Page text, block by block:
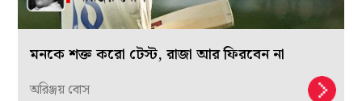
মনকে শক্ত করো টেস্ট, রাজা আর ফিরবেন না
অরিঞ্জয় বোস